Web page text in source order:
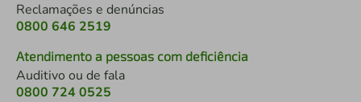
Reclamações e denúncias
0800 646 2519
Atendimento a pessoas com deficiência
Auditivo ou de fala
0800 724 0525